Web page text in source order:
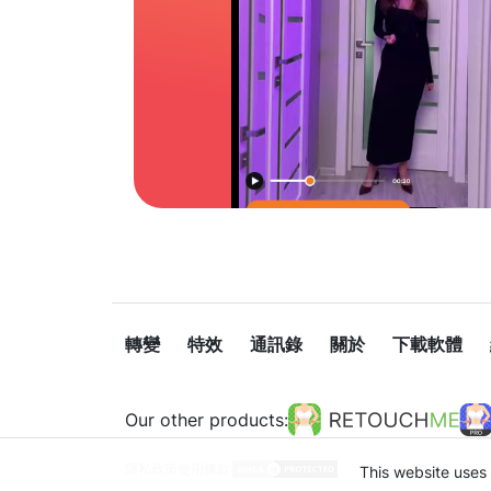
轉變 特效 通訊錄 關於 下載軟體
Our other products:
This website